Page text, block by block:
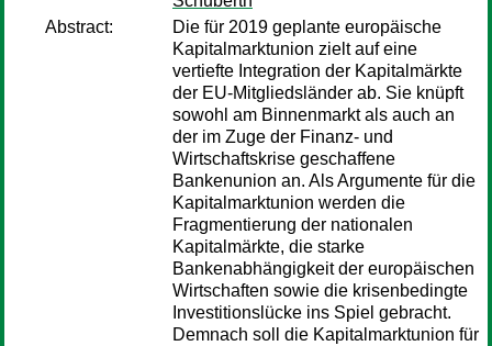
Abstract:
Die für 2019 geplante europäische
Kapitalmarktunion zielt auf eine
vertiefte Integration der Kapitalmärkte
der EU-Mitgliedsländer ab. Sie knüpft
sowohl am Binnenmarkt als auch an
der im Zuge der Finanz- und
Wirtschaftskrise geschaffene
Bankenunion an. Als Argumente für die
Kapitalmarktunion werden die
Fragmentierung der nationalen
Kapitalmärkte, die starke
Bankenabhängigkeit der europäischen
Wirtschaften sowie die krisenbedingte
Investitionslücke ins Spiel gebracht.
Demnach soll die Kapitalmarktunion für